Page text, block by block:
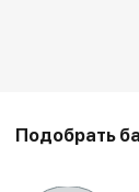
Подобрать